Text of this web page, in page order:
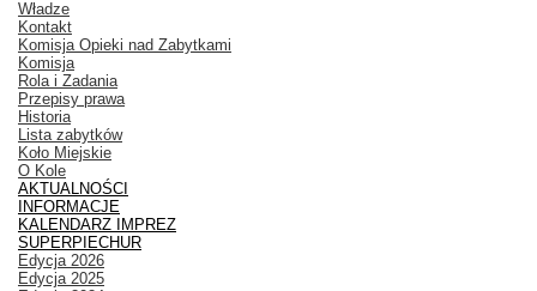
Władze
Kontakt
Komisja Opieki nad Zabytkami
Komisja
Rola i Zadania
Przepisy prawa
Historia
Lista zabytków
Koło Miejskie
O Kole
AKTUALNOŚCI
INFORMACJE
KALENDARZ IMPREZ
SUPERPIECHUR
Edycja 2026
Edycja 2025